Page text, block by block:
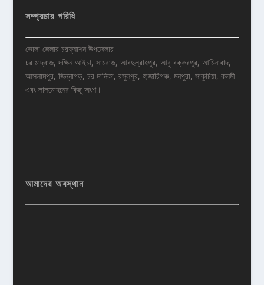
সম্প্রচার পরিধি
ভোলা জেলার চরফ্যাশন উপজেলার
চর মাদ্রাজ, দক্ষিন আইচা, সামরাজ, আবদুল্রাহপুর, আবু বক্করপুর, আমিনাবাদ,
আসলামপুর, জিন্নাগড়, চর মানিকা, রসুলপুর, হাজারিগঞ্চ, মনপুরা, সাকুচিয়া, কলমী
এবং লালমোহনের কিছু অংশ।
আমাদের অবস্থান